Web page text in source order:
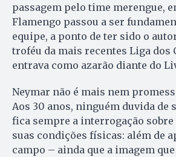
passagem pelo time merengue,
Flamengo passou a ser
equipe, a ponto de ter sido o
troféu da mais recentes Liga dos
entrava como azarão diante do
Neymar não é mais nem
Aos 30 anos, ninguém duvida de
fica sempre a interrogação
suas condições físicas: além de
campo – ainda que a imagem